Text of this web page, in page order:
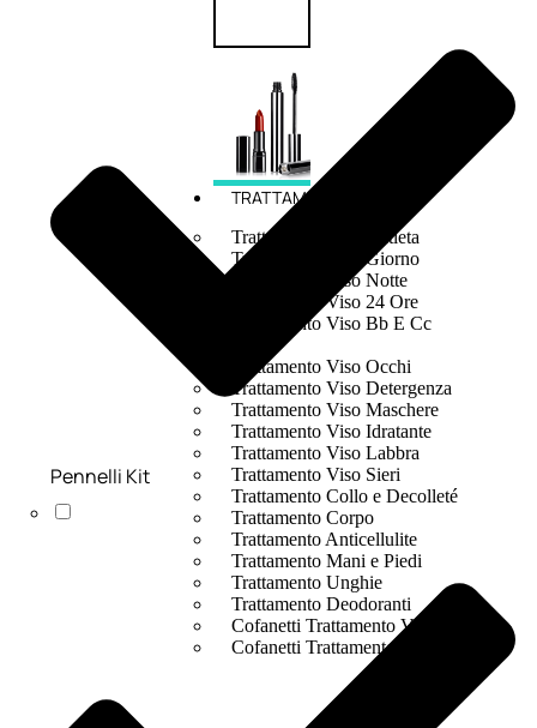
TRATTAMENTI
Trattamento Viso Antieta
Trattamento Viso Giorno
Trattamento Viso Notte
Trattamento Viso 24 Ore
Trattamento Viso Bb E Cc
Trattamento Viso Occhi
Trattamento Viso Detergenza
Trattamento Viso Maschere
Trattamento Viso Idratante
Trattamento Viso Labbra
Trattamento Viso Sieri
Trattamento Collo e Decolleté
Trattamento Corpo
Trattamento Anticellulite
Trattamento Mani e Piedi
Trattamento Unghie
Trattamento Deodoranti
Cofanetti Trattamento Viso
Cofanetti Trattamento Corpo
Pennelli Kit